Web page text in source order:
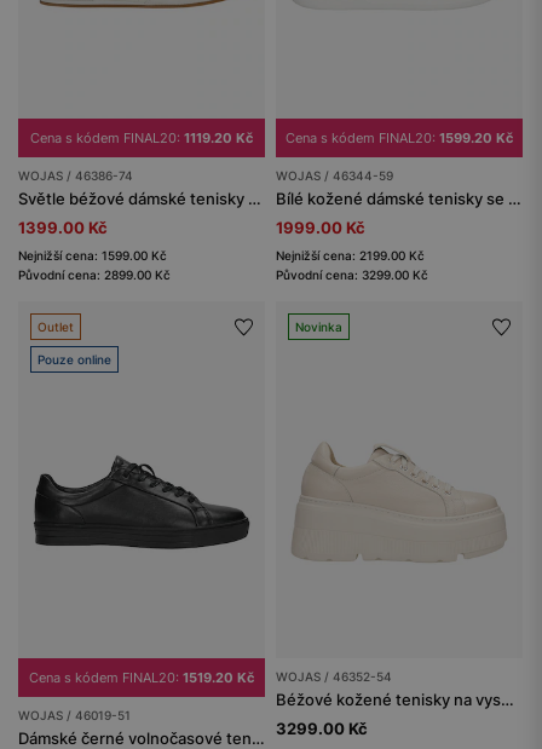
Cena s kódem FINAL20: 1119.20 Kč
WOJAS / 46386-74
Světle béžové dámské tenisky na nízké podrážce
1399.00 Kč
Nejnižší cena: 1599.00 Kč
Původní cena: 2899.00 Kč
Cena s kódem FINAL20: 1599.20 Kč
WOJAS / 46344-59
Bílé kožené dámské tenisky se zlatými detaily
1999.00 Kč
Nejnižší cena: 2199.00 Kč
Původní cena: 3299.00 Kč
Outlet
Pouze online
Cena s kódem FINAL20: 1519.20 Kč
WOJAS / 46019-51
Dámské černé volnočasové tenisky
Novinka
WOJAS / 46352-54
Béžové kožené tenisky na vysoké platformě
3299.00 Kč